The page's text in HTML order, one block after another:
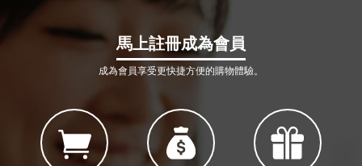
馬上註冊成為會員
成為會員享受更快捷方便的購物體驗。